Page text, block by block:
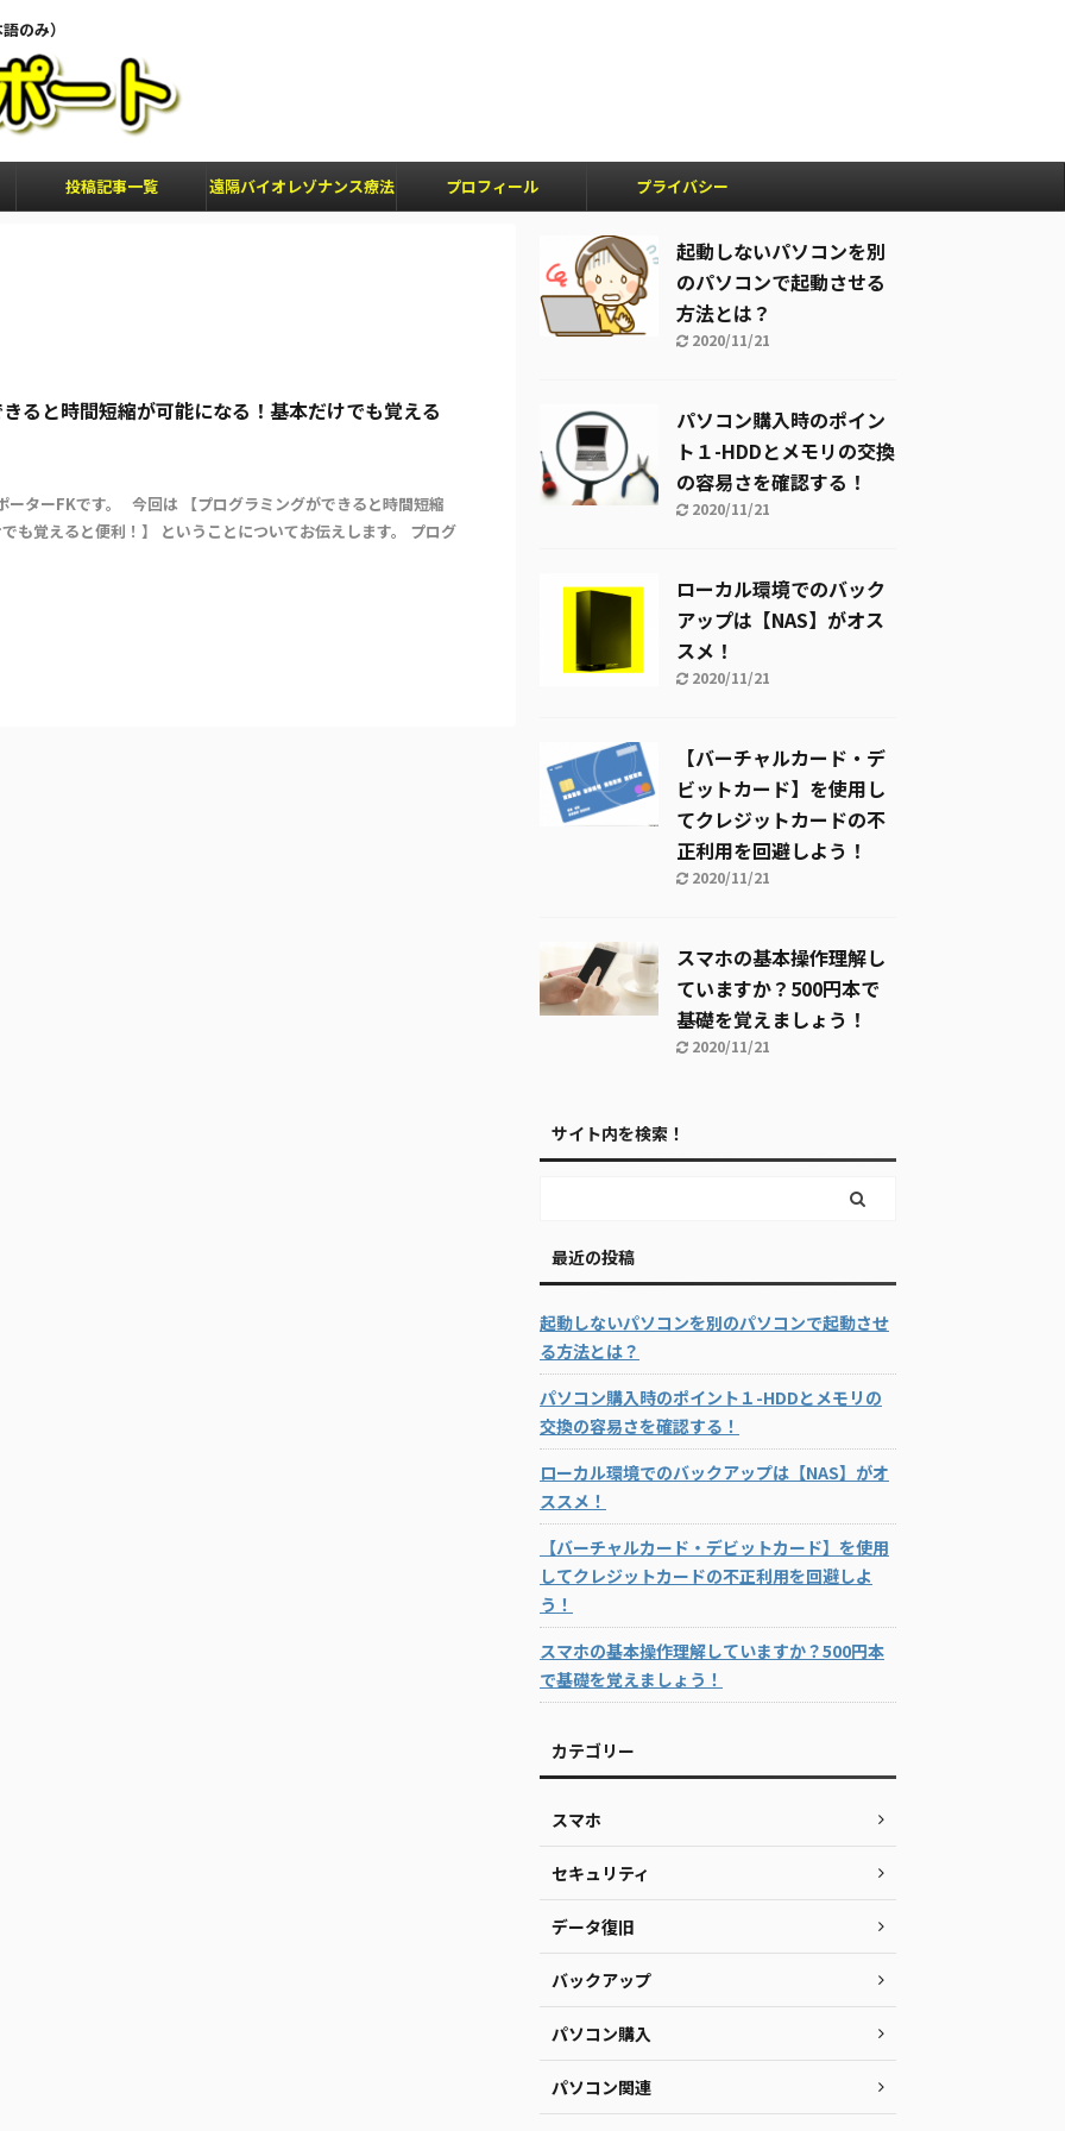
のみ）
投稿記事一覧 遠隔バイオレゾナンス療法 プロフィール プライバシー
ると時間短縮が可能になる！基本だけでも覚える
ターFKです。 今回は 【プログラミングができると時間短縮
も覚えると便利！】 ということについてお伝えします。 プログ
起動しないパソコンを別
のパソコンで起動させる
方法とは？
2020/11/21
パソコン購入時のポイン
ト１-HDDとメモリの交換
の容易さを確認する！
2020/11/21
ローカル環境でのバック
アップは【NAS】がオス
スメ！
2020/11/21
【バーチャルカード・デ
ビットカード】を使用し
てクレジットカードの不
正利用を回避しよう！
2020/11/21
スマホの基本操作理解し
ていますか？500円本で
基礎を覚えましょう！
2020/11/21
サイト内を検索！
最近の投稿
起動しないパソコンを別のパソコンで起動させ
る方法とは？
パソコン購入時のポイント１-HDDとメモリの
交換の容易さを確認する！
ローカル環境でのバックアップは【NAS】がオ
ススメ！
【バーチャルカード・デビットカード】を使用
してクレジットカードの不正利用を回避しよ
う！
スマホの基本操作理解していますか？500円本
で基礎を覚えましょう！
カテゴリー
スマホ
セキュリティ
データ復旧
バックアップ
パソコン購入
パソコン関連